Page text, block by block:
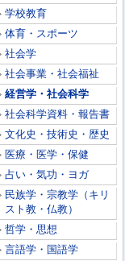
学校教育
体育・スポーツ
社会学
社会事業・社会福祉
経営学・社会科学
社会科学資料・報告書
文化史・技術史・歴史
医療・医学・保健
占い・気功・ヨガ
民族学・宗教学（キリ
スト教・仏教）
哲学・思想
言語学・国語学